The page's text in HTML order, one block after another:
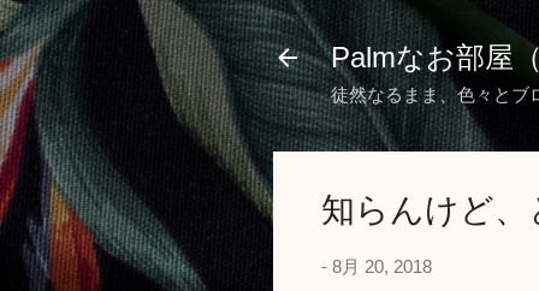
Palmなお部屋
徒然なるまま、色々とブ
知らんけど、
- 8月 20, 2018